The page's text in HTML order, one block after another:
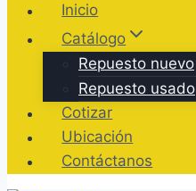
Inicio
Catálogo
Repuesto nuevo
Repuesto usado
Cotizar
Ubicación
Contáctanos